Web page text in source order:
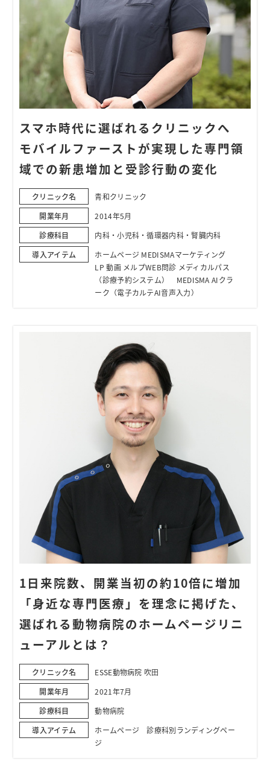
スマホ時代に選ばれるクリニックへ
モバイルファーストが実現した専門領
域での新患増加と受診行動の変化
クリニック名
青和クリニック
開業年月
2014年5月
診療科目
内科・小児科・循環器内科・腎臓内科
導入アイテム
ホームページ MEDISMAマーケティング
LP 動画 メルプWEB問診 メディカルパス
（診療予約システム） MEDISMA AIクラ
ーク（電子カルテAI音声入力）
1日来院数、開業当初の約10倍に増加
「身近な専門医療」を理念に掲げた、
選ばれる動物病院のホームページリニ
ューアルとは？
クリニック名
ESSE動物病院 吹田
開業年月
2021年7月
診療科目
動物病院
導入アイテム
ホームページ 診療科別ランディングペー
ジ